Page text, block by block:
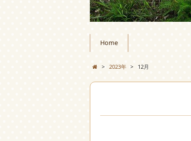
Home
> 2023年 > 12月